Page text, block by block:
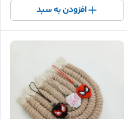
افزودن به سبد